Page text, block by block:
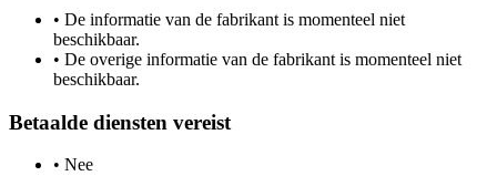
• De informatie van de fabrikant is momenteel niet
beschikbaar.
• De overige informatie van de fabrikant is momenteel niet
beschikbaar.
Betaalde diensten vereist
• Nee